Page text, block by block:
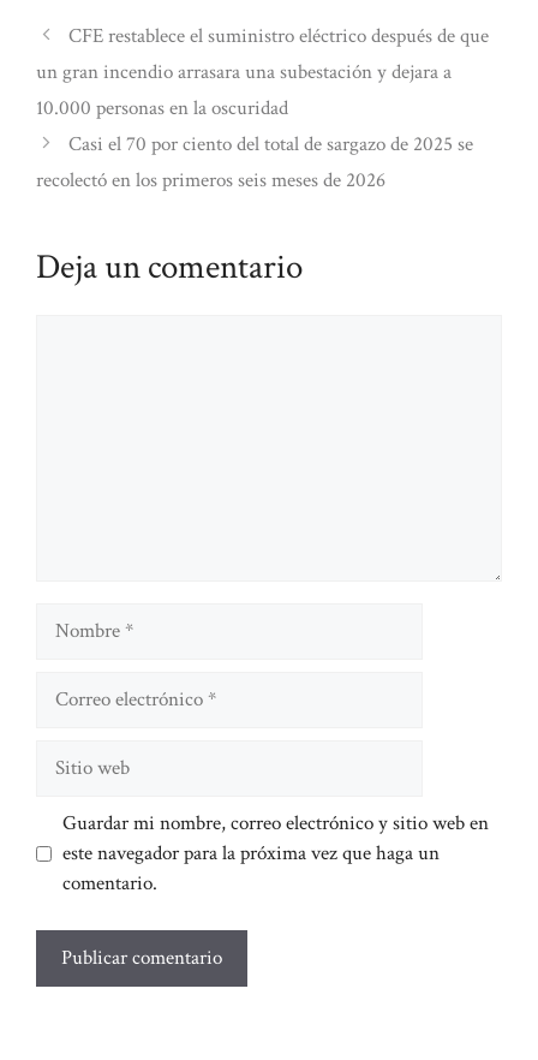
CFE restablece el suministro eléctrico después de que
un gran incendio arrasara una subestación y dejara a
10.000 personas en la oscuridad
Casi el 70 por ciento del total de sargazo de 2025 se
recolectó en los primeros seis meses de 2026
Deja un comentario
Nombre
Guardar mi nombre, correo electrónico y sitio web en
este navegador para la próxima vez que haga un
comentario.